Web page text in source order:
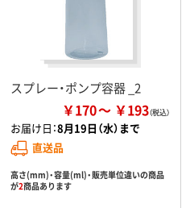
スプレー・ポンプ容器 _2
￥170 ￥193
お届け日：8月19日（水）まで
直送品
高さ(mm)・容量(ml)・販売単位違いの商品
が2商品あります